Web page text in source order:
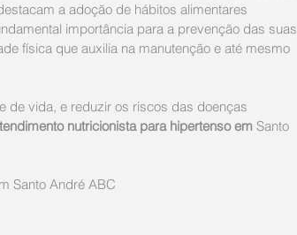
a adoção de hábitos alimentares
importância para a prevenção das suas
física que auxilia na manutenção e até mesmo
de vida, e reduzir os riscos das doenças
nutricionista para hipertenso em Santo
Santo André ABC